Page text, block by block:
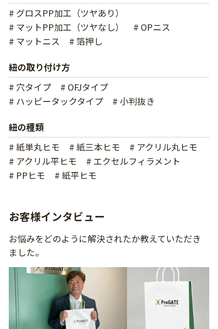
# グロスPP加工（ツヤあり）
# マットPP加工（ツヤなし）
# OPニス
# マットニス
# 箔押し
紐の取り付け方
# 穴タイプ
# OFJタイプ
# ハッピータックタイプ
# 小判抜き
紐の種類
# 紙単丸ヒモ
# 紙三本ヒモ
# アクリル丸ヒモ
# アクリル平ヒモ
# エクセルフィラメント
# PPヒモ
# 紙平ヒモ
お客様インタビュー
お悩みをどのように解決されたか教えていただき
ました。